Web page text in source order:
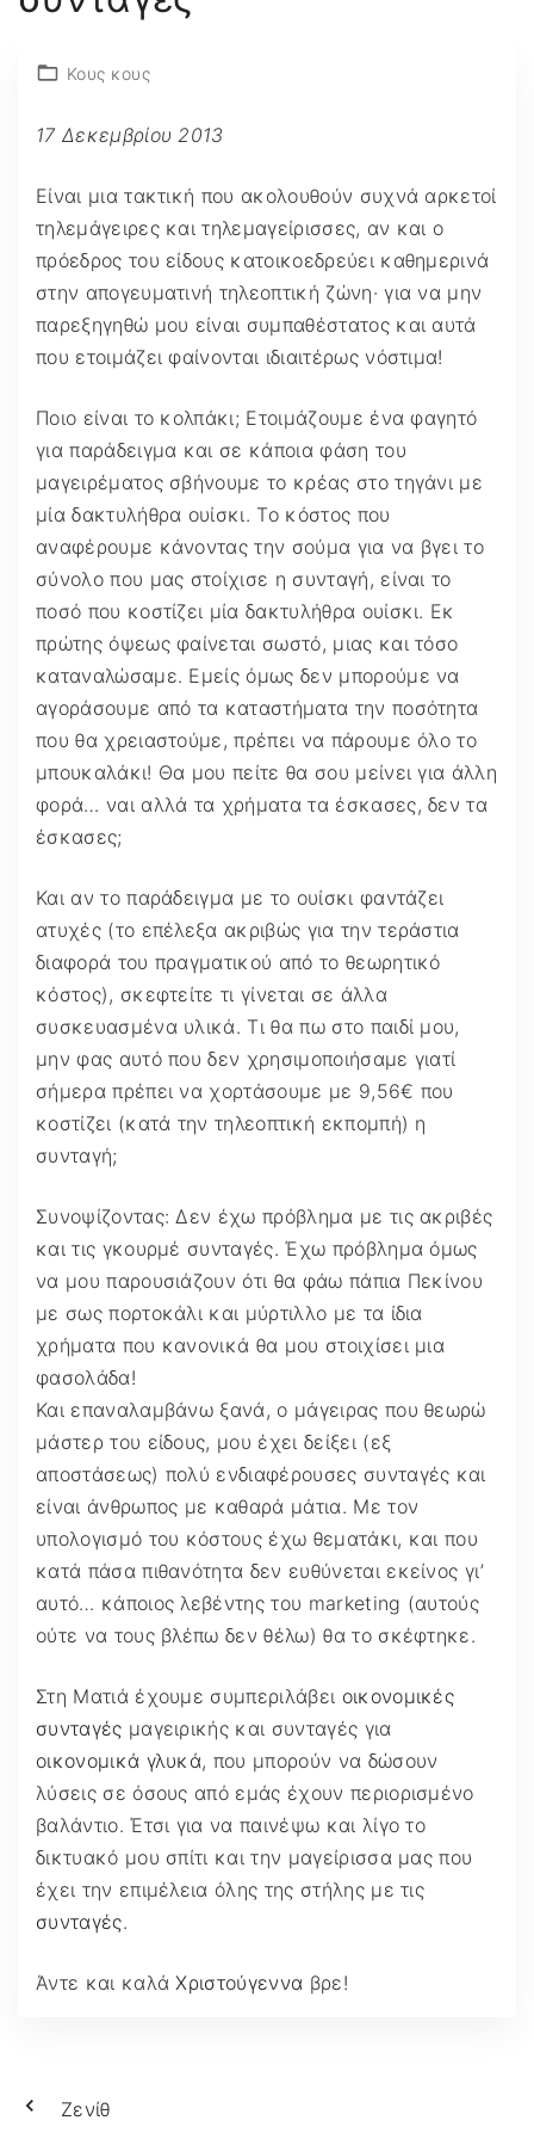
Κους κους
17 Δεκεμβρίου 2013
Είναι μια τακτική που ακολουθούν συχνά αρκετοί
τηλεμάγειρες και τηλεμαγείρισσες, αν και ο
πρόεδρος του είδους κατοικοεδρεύει καθημερινά
στην απογευματινή τηλεοπτική ζώνη· για να μην
παρεξηγηθώ μου είναι συμπαθέστατος και αυτά
που ετοιμάζει φαίνονται ιδιαιτέρως νόστιμα!
Ποιο είναι το κολπάκι; Ετοιμάζουμε ένα φαγητό
για παράδειγμα και σε κάποια φάση του
μαγειρέματος σβήνουμε το κρέας στο τηγάνι με
μία δακτυλήθρα ουίσκι. Το κόστος που
αναφέρουμε κάνοντας την σούμα για να βγει το
σύνολο που μας στοίχισε η συνταγή, είναι το
ποσό που κοστίζει μία δακτυλήθρα ουίσκι. Εκ
πρώτης όψεως φαίνεται σωστό, μιας και τόσο
καταναλώσαμε. Εμείς όμως δεν μπορούμε να
αγοράσουμε από τα καταστήματα την ποσότητα
που θα χρειαστούμε, πρέπει να πάρουμε όλο το
μπουκαλάκι! Θα μου πείτε θα σου μείνει για άλλη
φορά… ναι αλλά τα χρήματα τα έσκασες, δεν τα
έσκασες;
Και αν το παράδειγμα με το ουίσκι φαντάζει
ατυχές (το επέλεξα ακριβώς για την τεράστια
διαφορά του πραγματικού από το θεωρητικό
κόστος), σκεφτείτε τι γίνεται σε άλλα
συσκευασμένα υλικά. Τι θα πω στο παιδί μου,
μην φας αυτό που δεν χρησιμοποιήσαμε γιατί
σήμερα πρέπει να χορτάσουμε με 9,56€ που
κοστίζει (κατά την τηλεοπτική εκπομπή) η
συνταγή;
Συνοψίζοντας: Δεν έχω πρόβλημα με τις ακριβές
και τις γκουρμέ συνταγές. Έχω πρόβλημα όμως
να μου παρουσιάζουν ότι θα φάω πάπια Πεκίνου
με σως πορτοκάλι και μύρτιλλο με τα ίδια
χρήματα που κανονικά θα μου στοιχίσει μια
φασολάδα!
Και επαναλαμβάνω ξανά, ο μάγειρας που θεωρώ
μάστερ του είδους, μου έχει δείξει (εξ
αποστάσεως) πολύ ενδιαφέρουσες συνταγές και
είναι άνθρωπος με καθαρά μάτια. Με τον
υπολογισμό του κόστους έχω θεματάκι, και που
κατά πάσα πιθανότητα δεν ευθύνεται εκείνος γι’
αυτό… κάποιος λεβέντης του marketing (αυτούς
ούτε να τους βλέπω δεν θέλω) θα το σκέφτηκε.
Στη Ματιά έχουμε συμπεριλάβει οικονομικές
συνταγές μαγειρικής και συνταγές για
οικονομικά γλυκά, που μπορούν να δώσουν
λύσεις σε όσους από εμάς έχουν περιορισμένο
βαλάντιο. Έτσι για να παινέψω και λίγο το
δικτυακό μου σπίτι και την μαγείρισσα μας που
έχει την επιμέλεια όλης της στήλης με τις
συνταγές.
Άντε και καλάΧριστούγεννα βρε!
Ζενίθ